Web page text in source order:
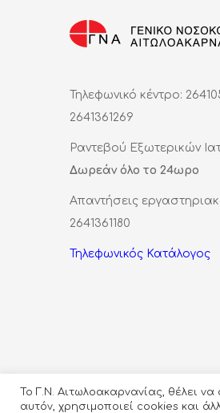
Τηλεφωνικό κέντρο:
2641361269
Ραντεβού Εξωτερικών
Δωρεάν όλο το 24ωρο
Απαντήσεις
2641361180
Τηλεφωνικός Κατάλογος
Το Γ.Ν. Αιτωλοακαρνανίας, θέλει
αυτόν, χρησιμοποιεί cookies και